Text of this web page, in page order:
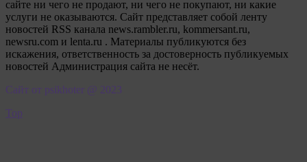
сайте ни чего не продают, ни чего не покупают, ни какие
услуги не оказываются. Сайт представляет собой ленту
новостей RSS канала news.rambler.ru, kommersant.ru,
newsru.com и lenta.ru . Материалы публикуются без
искажения, ответственность за достоверность публикуемых
новостей Администрация сайта не несёт.
Сайт от psikhoter @ 2023
Top